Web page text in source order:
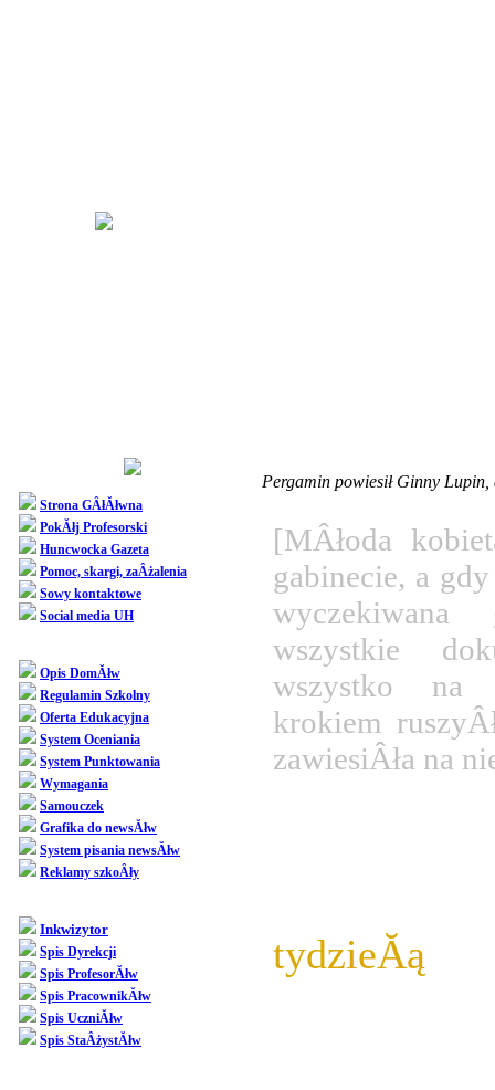
Strona GÂłĂłwna
PokĂłj Profesorski
Huncwocka Gazeta
Pomoc, skargi, zaÂżalenia
Sowy kontaktowe
Social media UH
Opis DomĂłw
Regulamin Szkolny
Oferta Edukacyjna
System Oceniania
System Punktowania
Wymagania
Samouczek
Grafika do newsĂłw
System pisania newsĂłw
Reklamy szkoÂły
Inkwizytor
Spis Dyrekcji
Spis ProfesorĂłw
Spis PracownikĂłw
Spis UczniĂłw
Spis StaÂżystĂłw
Pergamin powiesił Ginny
[MÂłoda
gabinecie, a
wyczekiwana
wszystkie
wszystko na
krokiem
zawiesiÂła na
tydzieĂą